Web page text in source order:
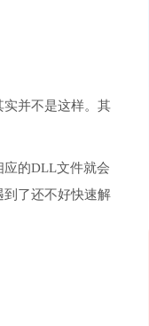
并不是这样。其
应的DLL文件就会
了还不好快速解